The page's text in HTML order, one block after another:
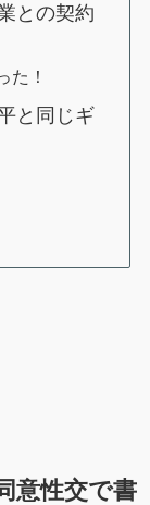
との契約
た！
と同じギ
意性交で書